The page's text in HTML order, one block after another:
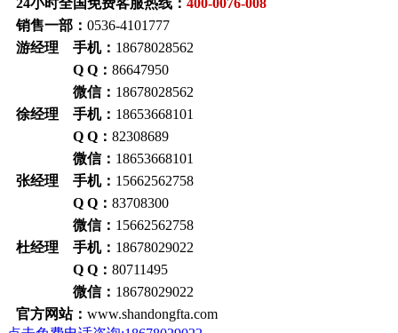
24小时全国免费客服热线： 400-0076-008
销售一部： 0536-4101777
游经理 手机： 18678028562
Q Q： 86647950
微信： 18678028562
徐经理 手机： 18653668101
Q Q： 82308689
微信： 18653668101
张经理 手机： 15662562758
Q Q： 83708300
微信： 15662562758
杜经理 手机： 18678029022
Q Q： 80711495
微信： 18678029022
官方网站： www.shandongfta.com